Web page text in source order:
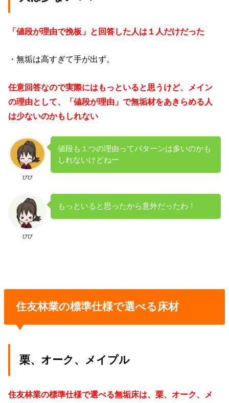
「値段が理由で挽板」と回答した人は１人だけだった
・無垢は高すぎて手が出ず。
任意回答なので実際にはもっといると思うけど、メイン
の理由として、「値段が理由」で無垢材をあきらめる人
は少ないのかもしれない
びび
値段も１つの理由ってパターンは多いのかも
しれないけどねー
びび
もっといると思ったから意外だったわ！
住友林業の標準仕様で選べる床材
栗、オーク、メイプル
住友林業の標準仕様で選べる無垢床は、栗、オーク、メ